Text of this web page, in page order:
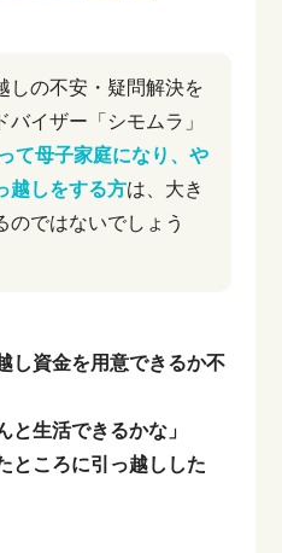
しの不安・疑問解決を
バイザー「シモムラ」
て母子家庭になり、や
越しをする方は、大き
のではないでしょう
し資金を用意できるか不
と生活できるかな」
ところに引っ越しした